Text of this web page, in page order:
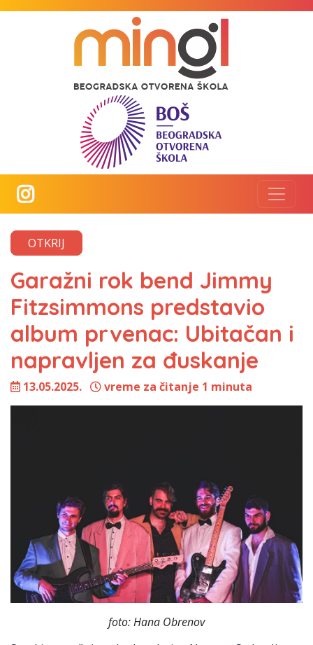
OTKRIJ
Garažni rok bend Jimmy
Fitzsimmons predstavio
album prvenac: Ubitačan i
napravljen za đuskanje
13.05.2025. vreme za čitanje 1 minuta
foto: Hana Obrenov